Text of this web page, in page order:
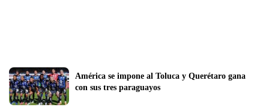
América se impone al Toluca y Querétaro gana
con sus tres paraguayos